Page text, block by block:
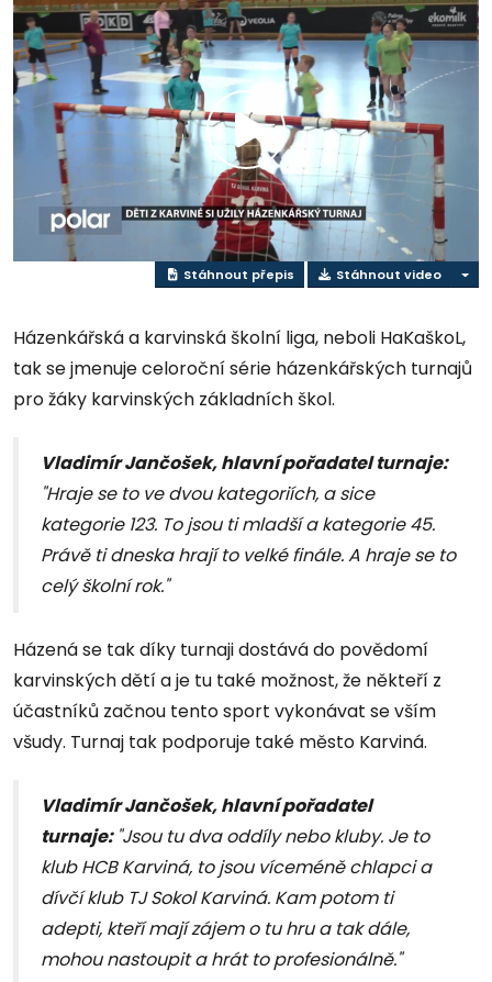
Přehrát
video
Stáhnout přepis Stáhnout video
Házenkářská a karvinská školní liga, neboli HaKaškoL,
tak se jmenuje celoroční série házenkářských turnajů
pro žáky karvinských základních škol.
Vladimír Jančošek, hlavní pořadatel turnaje:
"Hraje se to ve dvou kategoriích, a sice
kategorie 123. To jsou ti mladší a kategorie 45.
Právě ti dneska hrají to velké finále. A hraje se to
celý školní rok."
Házená se tak díky turnaji dostává do povědomí
karvinských dětí a je tu také možnost, že někteří z
účastníků začnou tento sport vykonávat se vším
všudy. Turnaj tak podporuje také město Karviná.
Vladimír Jančošek, hlavní pořadatel
turnaje: "Jsou tu dva oddíly nebo kluby. Je to
klub HCB Karviná, to jsou víceméně chlapci a
dívčí klub TJ Sokol Karviná. Kam potom ti
adepti, kteří mají zájem o tu hru a tak dále,
mohou nastoupit a hrát to profesionálně."